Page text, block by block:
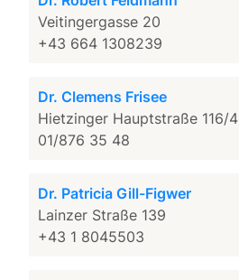
Veitingergasse 20
+43 664 1308239
Dr. Clemens Frisee
Hietzinger Hauptstraße 116/4
01/876 35 48
Dr. Patricia Gill-Figwer
Lainzer Straße 139
+43 1 8045503